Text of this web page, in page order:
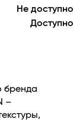
Не доступно
Доступно
бренда
–